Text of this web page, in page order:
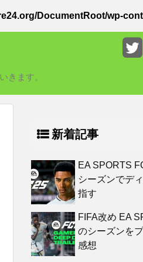
DocumentRoot/wp-
きます。
新着記事
EA SPORTS
シーズンでデ
指す
FIFA改め EA
のシーズンを
感想